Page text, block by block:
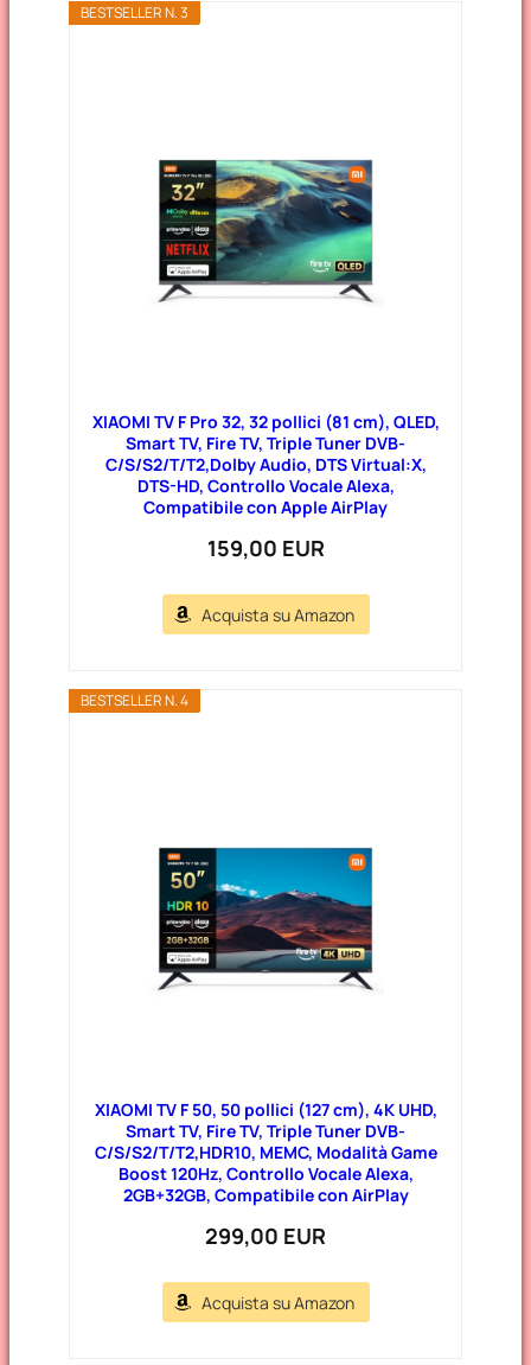
BESTSELLER N. 3
XIAOMI TV F Pro 32, 32 pollici (81 cm), QLED,
Smart TV, Fire TV, Triple Tuner DVB-
C/S/S2/T/T2,Dolby Audio, DTS Virtual:X,
DTS-HD, Controllo Vocale Alexa,
Compatibile con Apple AirPlay
159,00 EUR
Acquista su Amazon
BESTSELLER N. 4
XIAOMI TV F 50, 50 pollici (127 cm), 4K UHD,
Smart TV, Fire TV, Triple Tuner DVB-
C/S/S2/T/T2,HDR10, MEMC, Modalità Game
Boost 120Hz, Controllo Vocale Alexa,
2GB+32GB, Compatibile con AirPlay
299,00 EUR
Acquista su Amazon